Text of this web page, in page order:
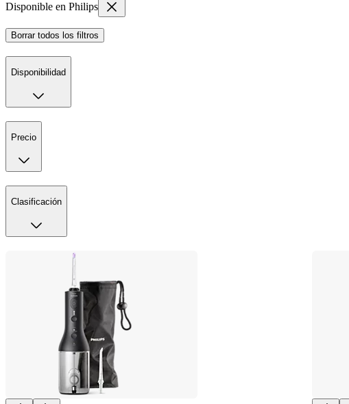
Disponible en Philips
Borrar todos los filtros
Disponibilidad
Precio
Clasificación